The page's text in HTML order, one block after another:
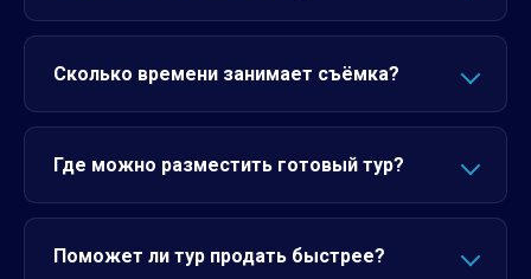
Сколько времени занимает съёмка?
Где можно разместить готовый тур?
Поможет ли тур продать быстрее?